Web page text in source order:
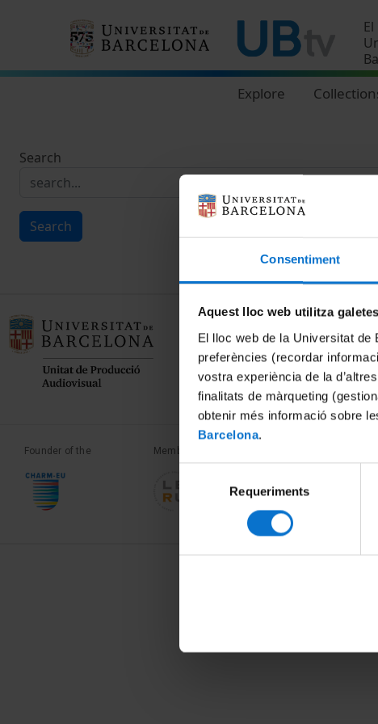
Consentiment
Aquest lloc web utilitza galetes
El lloc web de la Universitat
preferències (recordar
vostra experiència de la
finalitats de màrqueting
obtenir més informació sobre
Barcelona.
consentiment
Requeriments
Explore
Search
Search
Founder of the Member of the